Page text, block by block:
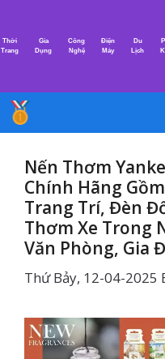
nội
Thời
Trang
Gia
Dụng
Công
Nghệ
Điện
Máy
Du
Lịch
Nến Thơm
Chính Hãng
Trang Trí, Đèn
Thơm Xe Trong
Văn Phòng, Gia
Thứ Bảy, 12-04-2025